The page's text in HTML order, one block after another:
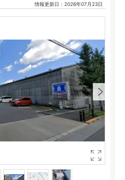
情報更新日：2026年07月23日